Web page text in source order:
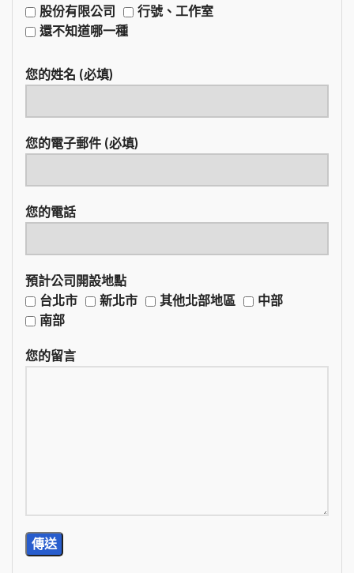
股份有限公司
行號、工作室
還不知道哪一種
您的姓名 (必填)
您的電子郵件 (必填)
您的電話
預計公司開設地點
台北市
新北市 其他北部地區
中部
南部
您的留言